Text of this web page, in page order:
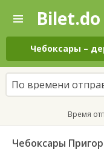
—
Поиск
и
покупка
билетов
на
автобус
онлайн
Bilet.do
Чебоксары –
По времени
Время
Чебоксары